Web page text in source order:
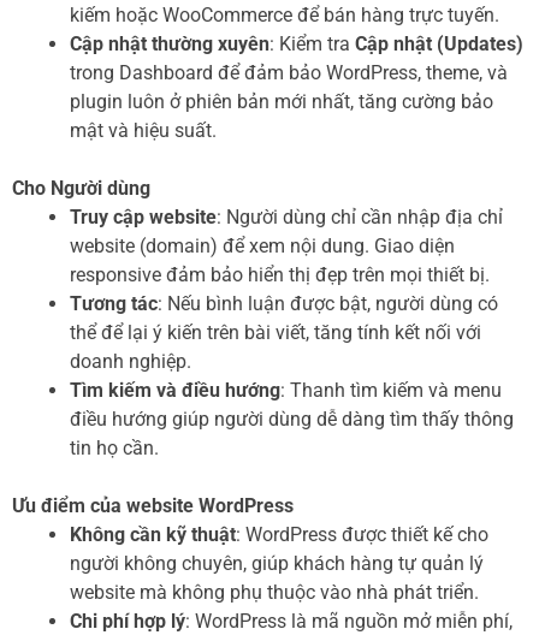
kiếm hoặc WooCommerce để bán hàng trực tuyến.
Cập nhật thường xuyên: Kiểm tra Cập nhật (Updates)
trong Dashboard để đảm bảo WordPress, theme, và
plugin luôn ở phiên bản mới nhất, tăng cường bảo
mật và hiệu suất.
Cho Người dùng
Truy cập website: Người dùng chỉ cần nhập địa chỉ
website (domain) để xem nội dung. Giao diện
responsive đảm bảo hiển thị đẹp trên mọi thiết bị.
Tương tác: Nếu bình luận được bật, người dùng có
thể để lại ý kiến trên bài viết, tăng tính kết nối với
doanh nghiệp.
Tìm kiếm và điều hướng: Thanh tìm kiếm và menu
điều hướng giúp người dùng dễ dàng tìm thấy thông
tin họ cần.
Ưu điểm của website WordPress
Không cần kỹ thuật: WordPress được thiết kế cho
người không chuyên, giúp khách hàng tự quản lý
website mà không phụ thuộc vào nhà phát triển.
Chi phí hợp lý: WordPress là mã nguồn mở miễn phí,